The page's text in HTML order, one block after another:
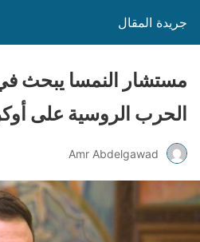
جريدة المقال
مستشار النمسا يبحث
الحرب الروسية على
Amr Abdelgawad